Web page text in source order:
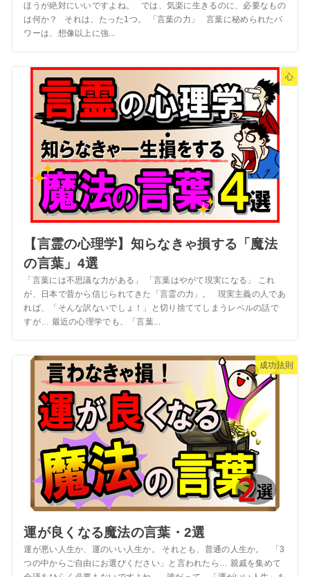
ほうが絶対にいいですよね。 では、気楽に生きるのに、必要なもの
は何か？ それは、たった1つ。 「言葉の力」 言葉に秘められたパ
ワーは、想像以上に強...
心
【言霊の心理学】知らなきゃ損する「魔法
の言葉」4選
「言葉には不思議な力がある」 「言葉はやがて現実になる」 これ
が、日本で昔から信じられてきた「言霊の力」。 現実主義の人であ
れば、「そんな訳ないでしょ！」と切り捨ててしまうレベルの話で
すが… 最近の心理学でも、「言葉...
成功法則
運が良くなる魔法の言葉・2選
運が悪い人生か、運のいい人生か。 それとも、普通の人生か。 「3
つの中からご自由にお選びください」と言われたら… 親戚を集めて